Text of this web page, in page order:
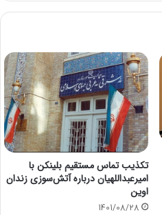
تکذیب تماس مستقیم بلینکن با
امیرعبداللهیان درباره آتش‌سوزی زندان
اوین
1401/08/28